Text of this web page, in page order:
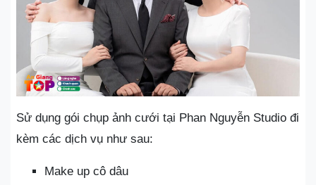
Sử dụng gói chụp ảnh cưới tại Phan Nguyễn Studio đi
kèm các dịch vụ như sau:
Make up cô dâu